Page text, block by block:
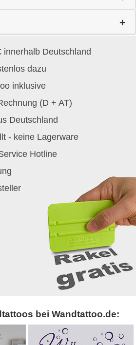
innerhalb Deutschland
dazu
inklusive
(D + AT)
Deutschland
- keine Lagerware
Hotline
bei Wandtattoo.de: